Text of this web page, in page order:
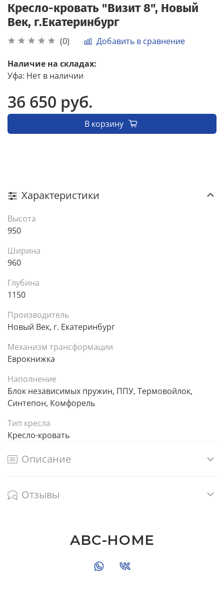
Кресло-кровать "Визит 8", Новый
Век, г.Екатеринбург
(0) Добавить в сравнение
Наличие на складах:
Уфа: Нет в наличии
36 650 руб.
В корзину
Характеристики
Высота
950
Ширина
960
Глубина
1150
Производитель
Новый Век, г. Екатеринбург
Механизм трансформации
Еврокнижка
Наполнение
Блок независимых пружин, ППУ, Термовойлок,
Синтепон, Комфорель
Тип кресла
Кресло-кровать
Описание
Отзывы
ABC-HOME